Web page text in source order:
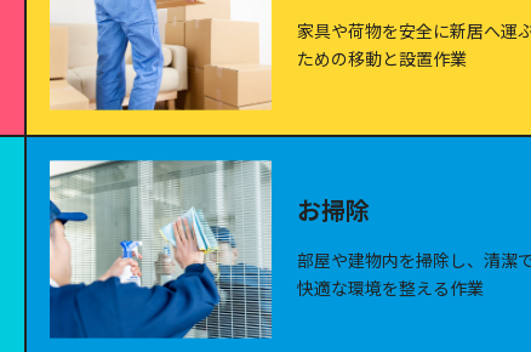
家具や荷物を安全に新居へ運
ための移動と設置作業
お掃除
部屋や建物内を掃除し、清潔
快適な環境を整える作業